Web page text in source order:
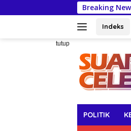
ke
Breaking
Resmi Pimpin Gerindra Wajo,
Indeks
tutup
POLITIK